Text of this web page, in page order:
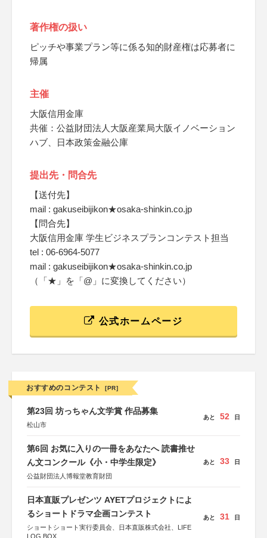
著作権の扱い
ピッチや事業プラン等に係る知的財産権は応募者に
帰属
主催
大阪信用金庫
共催：公益財団法人大阪産業局大阪イノベーション
ハブ、日本政策金融公庫
提出先・問合先
【送付先】
mail : gakuseibijikon★osaka-shinkin.co.jp
【問合先】
大阪信用金庫 学生ビジネスプランコンテスト担当
tel : 06-6964-5077
mail : gakuseibijikon★osaka-shinkin.co.jp
（「★」を「@」に変換してください）
公式ホームページ
おすすめのコンテスト [PR]
第23回 坊っちゃん文学賞 作品募集
松山市
あと 52 日
第6回 お気に入りの一冊をあなたへ 読書推せ
ん文コンクール《小・中学生限定》
公益財団法人博報堂教育財団
あと 33 日
日本直販プレゼンツ AYETプロジェクトによ
るショートドラマ企画コンテスト
ショートショート実行委員会、日本直販株式会社、LIFE
LOG BOX
あと 31 日